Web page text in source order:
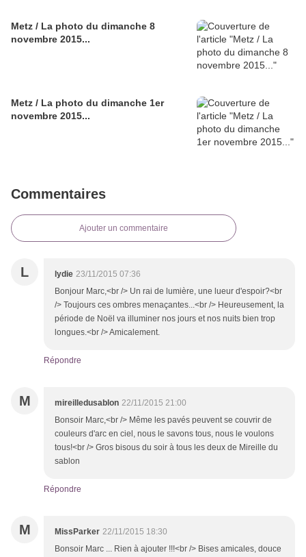
Metz / La photo du dimanche 8
novembre 2015...
Metz / La photo du dimanche 1er
novembre 2015...
Commentaires
Ajouter un commentaire
L lydie 23/11/2015 07:36
Bonjour Marc,<br /> Un rai de lumière, une lueur d'espoir?<br
/> Toujours ces ombres menaçantes...<br /> Heureusement, la
période de Noël va illuminer nos jours et nos nuits bien trop
longues.<br /> Amicalement.
Répondre
M mireilledusablon 22/11/2015 21:00
Bonsoir Marc,<br /> Même les pavés peuvent se couvrir de
couleurs d'arc en ciel, nous le savons tous, nous le voulons
tous!<br /> Gros bisous du soir à tous les deux de Mireille du
sablon
Répondre
M MissParker 22/11/2015 18:30
Bonsoir Marc ... Rien à ajouter !!!<br /> Bises amicales, douce